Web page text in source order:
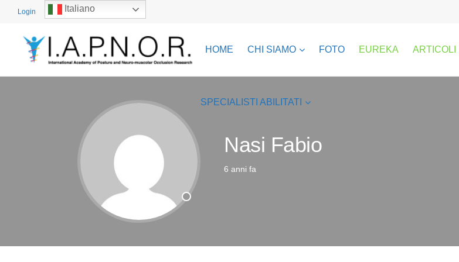
Login Italiano
HOME CHI SIAMO FOTO EUREKA ARTICOLI
SPECIALISTI ABILITATI
Nasi Fabio
6 anni fa